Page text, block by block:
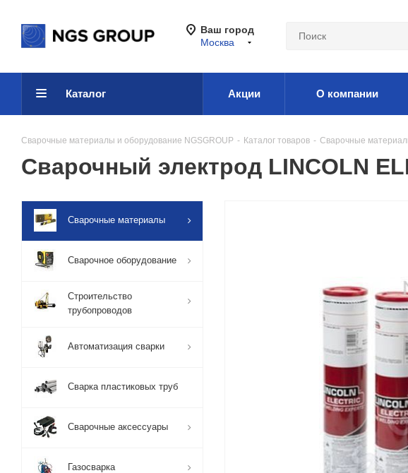
Ваш город
Москва
Каталог Акции О компании
Сварочные материалы и оборудование NGSGROUP - Каталог товаров - Сварочные
Сварочный электрод LINCOLN
Сварочные материалы
Сварочное оборудование
Строительство
трубопроводов
Автоматизация сварки
Сварка пластиковых труб
Сварочные аксессуары
Газосварка